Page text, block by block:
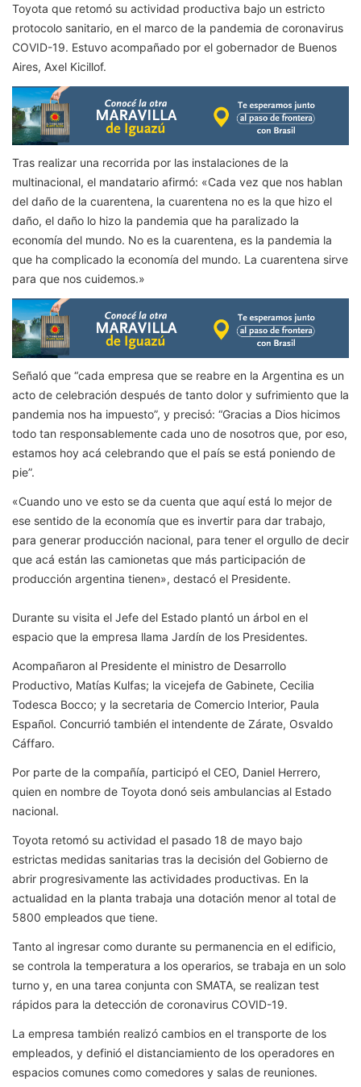
Toyota que retomó su actividad productiva bajo un estricto
protocolo sanitario, en el marco de la pandemia de coronavirus
COVID-19. Estuvo acompañado por el gobernador de Buenos
Aires, Axel Kicillof.
Tras realizar una recorrida por las instalaciones de la
multinacional, el mandatario afirmó: «Cada vez que nos hablan
del daño de la cuarentena, la cuarentena no es la que hizo el
daño, el daño lo hizo la pandemia que ha paralizado la
economía del mundo. No es la cuarentena, es la pandemia la
que ha complicado la economía del mundo. La cuarentena sirve
para que nos cuidemos.»
Señaló que “cada empresa que se reabre en la Argentina es un
acto de celebración después de tanto dolor y sufrimiento que la
pandemia nos ha impuesto”, y precisó: “Gracias a Dios hicimos
todo tan responsablemente cada uno de nosotros que, por eso,
estamos hoy acá celebrando que el país se está poniendo de
pie”.
«Cuando uno ve esto se da cuenta que aquí está lo mejor de
ese sentido de la economía que es invertir para dar trabajo,
para generar producción nacional, para tener el orgullo de decir
que acá están las camionetas que más participación de
producción argentina tienen», destacó el Presidente.
Durante su visita el Jefe del Estado plantó un árbol en el
espacio que la empresa llama Jardín de los Presidentes.
Acompañaron al Presidente el ministro de Desarrollo
Productivo, Matías Kulfas; la vicejefa de Gabinete, Cecilia
Todesca Bocco; y la secretaria de Comercio Interior, Paula
Español. Concurrió también el intendente de Zárate, Osvaldo
Cáffaro.
Por parte de la compañía, participó el CEO, Daniel Herrero,
quien en nombre de Toyota donó seis ambulancias al Estado
nacional.
Toyota retomó su actividad el pasado 18 de mayo bajo
estrictas medidas sanitarias tras la decisión del Gobierno de
abrir progresivamente las actividades productivas. En la
actualidad en la planta trabaja una dotación menor al total de
5800 empleados que tiene.
Tanto al ingresar como durante su permanencia en el edificio,
se controla la temperatura a los operarios, se trabaja en un solo
turno y, en una tarea conjunta con SMATA, se realizan test
rápidos para la detección de coronavirus COVID-19.
La empresa también realizó cambios en el transporte de los
empleados, y definió el distanciamiento de los operadores en
espacios comunes como comedores y salas de reuniones.